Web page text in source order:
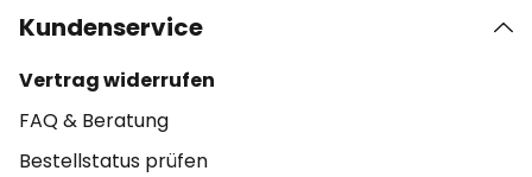
Kundenservice
Vertrag widerrufen
FAQ & Beratung
Bestellstatus prüfen